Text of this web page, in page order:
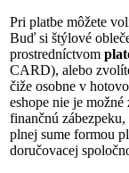
Pri platbe môžete
Buď si štýlové
prostredníctvom
CARD), alebo
čiže osobne v
eshope nie je
finančnú
plnej sume formou
doručovacej